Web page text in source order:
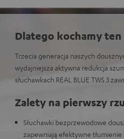
Dlatego kochamy
Trzecia generacja naszych
wydajniejsza aktywna redukcja
słuchawkach REAL BLUE TWS 3
Zalety na pierwszy
Słuchawki bezprzewodowe
zapewniają efektywne